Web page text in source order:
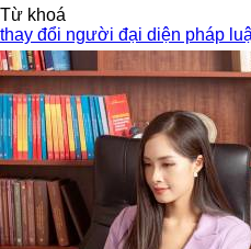
Từ khoá
thay đổi người đại diện pháp